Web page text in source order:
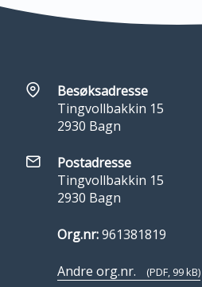
Besøksadresse
Tingvollbakkin 15
2930 Bagn
Postadresse
Tingvollbakkin 15
2930 Bagn
Org.nr:961381819
Andre org.nr. (PDF, 99 kB)